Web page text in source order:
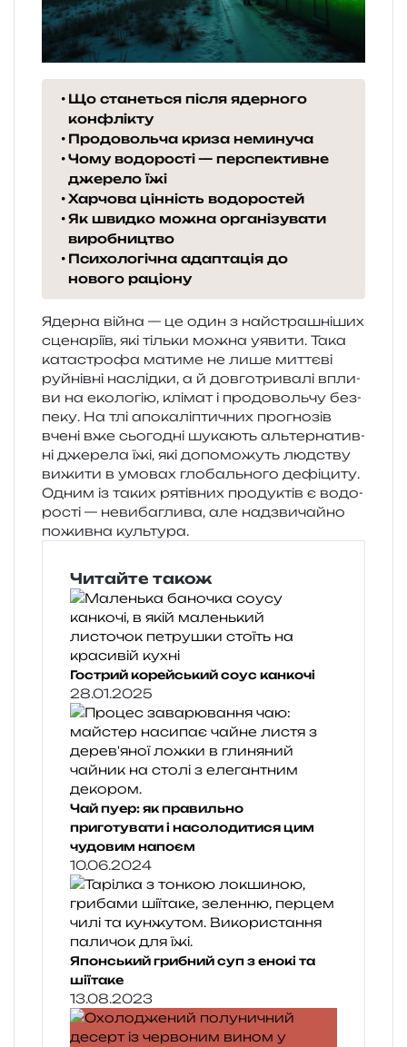
Що станеться після ядерного
конфлікту
Продовольча криза неминуча
Чому водорості — перспективне
джерело їжі
Харчова цінність водоростей
Як швидко можна організувати
виробництво
Психологічна адаптація до
нового раціону
Ядерна війна — це один з най­стра­шні­ших
сце­на­рі­їв, які тіль­ки можна уяви­ти. Така
ката­стро­фа мати­ме не лише мит­тє­ві
руй­нів­ні наслід­ки, а й дов­го­три­ва­лі впли­
ви на еко­ло­гію, клі­мат і про­до­воль­чу без­
пе­ку. На тлі апо­ка­лі­пти­чних про­гно­зів
вчені вже сьо­го­дні шука­ють аль­тер­на­тив­
ні дже­ре­ла їжі, які допо­мо­жуть люд­ству
вижи­ти в умо­вах гло­баль­но­го дефі­ци­ту.
Одним із таких рятів­них про­ду­ктів є водо­
ро­сті — неви­ба­гли­ва, але над­зви­чай­но
пожив­на культура.
Читайте також
Гострий корейський соус канкочі
28.01.2025
Чай пуер: як правильно
приготувати і насолодитися цим
чудовим напоєм
10.06.2024
Японський грибний суп з енокі та
шіїтаке
13.08.2023